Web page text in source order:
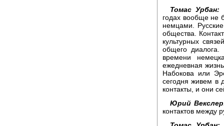
Томас Урбан:
годах вообще не
немцами.
общества.
культурных
общего диалога.
времени
ежедневная
Набокова или
сегодня живем в
контакты, и они
Юрий
контактов между